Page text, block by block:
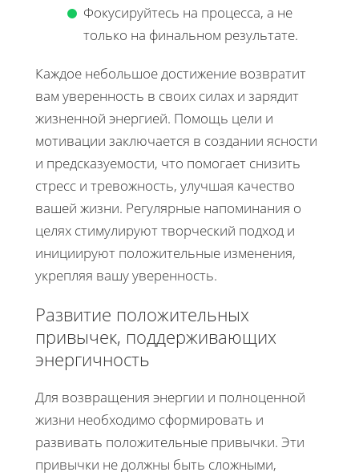
Фокусируйтесь на процесса, а не
только на финальном результате.
Каждое небольшое достижение возвратит
вам уверенность в своих силах и зарядит
жизненной энергией. Помощь цели и
мотивации заключается в создании ясности
и предсказуемости, что помогает снизить
стресс и тревожность, улучшая качество
вашей жизни. Регулярные напоминания о
целях стимулируют творческий подход и
инициируют положительные изменения,
укрепляя вашу уверенность.
Развитие положительных
привычек, поддерживающих
энергичность
Для возвращения энергии и полноценной
жизни необходимо сформировать и
развивать положительные привычки. Эти
привычки не должны быть сложными,